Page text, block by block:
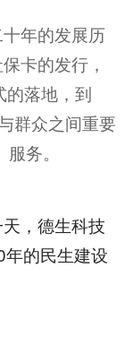
年的发展历
卡的发行，
的落地，到
群众之间重要
务。
，德生科技
的民生建设